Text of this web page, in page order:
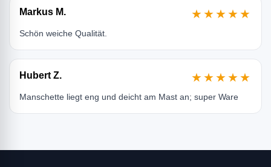
Markus M. ★★★★★
Schön weiche Qualität.
Hubert Z. ★★★★★
Manschette liegt eng und deicht am Mast an; super Ware